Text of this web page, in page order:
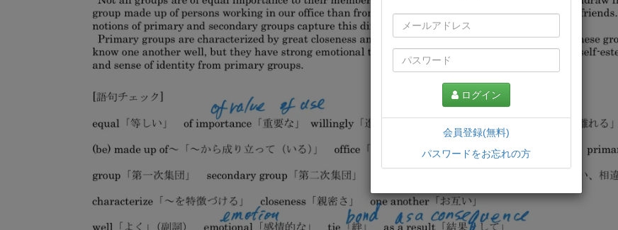
ログイン
会員登録(無料)
パスワードをお忘れの方